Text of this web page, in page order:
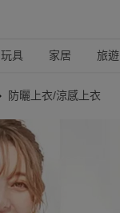
玩具 家居 旅遊
防曬上衣/涼感上衣